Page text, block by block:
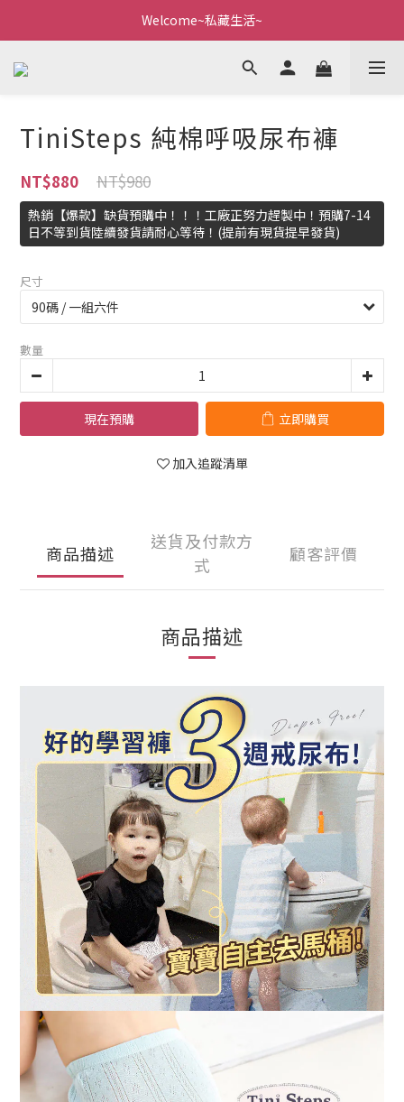
Welcome~私藏生活~
Welcome~私藏生活~
點我看全新VIP制度
Welcome~私藏生活~
TiniSteps 純棉呼吸尿布褲
NT$980
NT$880
熱銷【爆款】缺貨預購中！！！工廠正努力趕製中！預購7-14
日不等到貨陸續發貨請耐心等待！(提前有現貨提早發貨)
尺寸
數量
現在預購 立即購買
加入追蹤清單
商品描述
送貨及付款方
式
顧客評價
商品描述